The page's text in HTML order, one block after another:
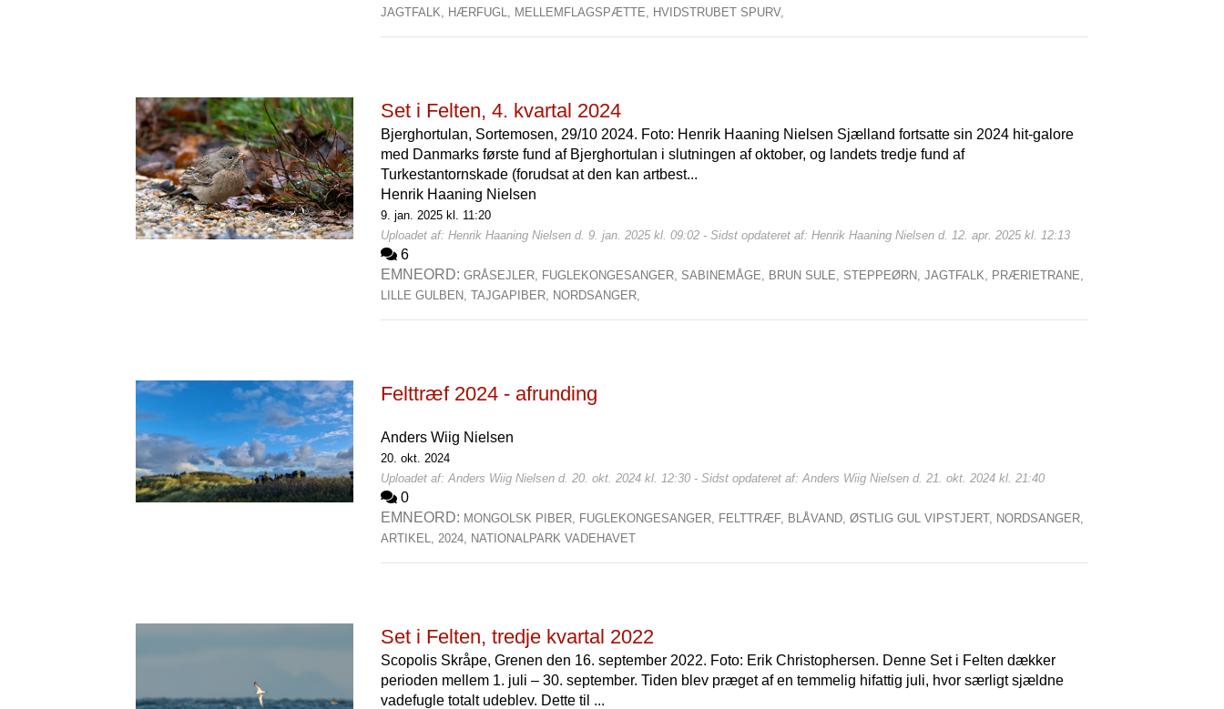
JAGTFALK, HÆRFUGL, MELLEMFLAGSPÆTTE, HVIDSTRUBET SPURV,
Set i Felten, 4. kvartal 2024
Bjerghortulan, Sortemosen, 29/10 2024. Foto: Henrik Haaning Nielsen Sjælland fortsatte sin 2024 hit-galore
med Danmarks første fund af Bjerghortulan i slutningen af oktober, og landets tredje fund af
Turkestantornskade (forudsat at den kan artbest...
Henrik Haaning Nielsen
9. jan. 2025 kl. 11:20
Uploadet af: Henrik Haaning Nielsen d. 9. jan. 2025 kl. 09:02 - Sidst opdateret af: Henrik Haaning Nielsen d. 12. apr. 2025 kl. 12:13
6
EMNEORD:GRÅSEJLER, FUGLEKONGESANGER, SABINEMÅGE, BRUN SULE, STEPPEØRN,JAGTFALK, PRÆRIETRANE,
LILLE GULBEN,TAJGAPIBER, NORDSANGER,
Felttræf 2024 - afrunding
Anders Wiig Nielsen
20. okt. 2024
Uploadet af: Anders Wiig Nielsen d. 20. okt. 2024 kl. 12:30 - Sidst opdateret af: Anders Wiig Nielsen d. 21. okt. 2024 kl. 21:40
0
EMNEORD: MONGOLSK PIBER, FUGLEKONGESANGER, FELTTRÆF, BLÅVAND,ØSTLIG GUL VIPSTJERT, NORDSANGER,
ARTIKEL,2024, NATIONALPARK VADEHAVET
Set i Felten, tredje kvartal 2022
Scopolis Skråpe, Grenen den 16. september 2022. Foto: Erik Christophersen. Denne Set i Felten dækker
perioden mellem 1. juli – 30. september. Tiden blev præget af en temmelig hifattig juli, hvor særligt sjældne
vadefugle totalt udeblev. Dette til ...